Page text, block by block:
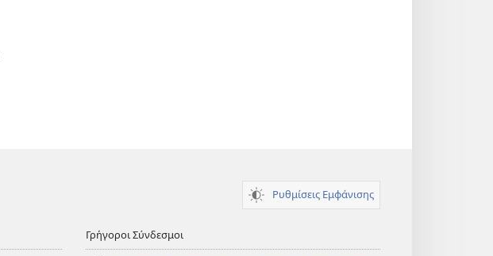
Ρυθμίσεις Εμφάνισης
Γρήγοροι Σύνδεσμοι